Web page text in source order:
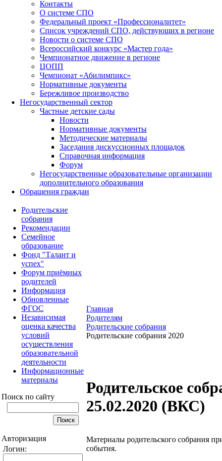
Контакты
О системе СПО
Федеральный проект «Профессионалитет»
Список учреждений СПО, действующих в регионе
Новости о системе СПО
Всероссийский конкурс «Мастер года»
Чемпионатное движение в регионе
ЦОПП
Чемпионат «Абилимпикс»
Нормативные документы
Бережливое производство
Негосударственный сектор
Частные детские сады
Новости
Нормативные документы
Методические материалы
Заседания дискуссионных площадок
Справочная информация
Форум
Негосударственные образовательные организации
дополнительного образования
Обращения граждан
Родительские
собрания
Рекомендации
Семейное
образование
Фонд "Талант и
успех"
Форум приёмных
родителей
Информация
Обновленные
ФГОС
Независимая
оценка качества
условий
осуществления
образовательной
деятельности
Информационные
материалы
Поиск по сайту
Авторизация
Логин:
Главная
Родителям
Родительские собрания
Родительские собрания 2020
Родительское
25.02.2020 (ВКС)
Материалы родительского собрания
события.